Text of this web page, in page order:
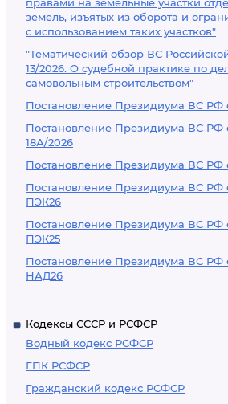
земель, изъятых из оборота и
с использованием таких участков"
"Тематический обзор ВС
13/2026. О судебной практике по
самовольным строительством"
Постановление Президиума ВС РФ
Постановление Президиума ВС РФ
18А/2026
Постановление Президиума ВС РФ
Постановление Президиума ВС РФ
ПЭК26
Постановление Президиума ВС РФ
ПЭК25
Постановление Президиума ВС РФ
НАД26
Кодексы СССР и РСФСР
Водный кодекс РСФСР
ГПК РСФСР
Гражданский кодекс РСФСР